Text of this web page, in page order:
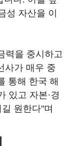
성 자산을 이
력을 중시하고
사가 매우 중
통해 한국 해
있고 자본·경
원한다"며